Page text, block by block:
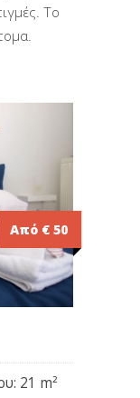
Το
Από € 50
21 m²